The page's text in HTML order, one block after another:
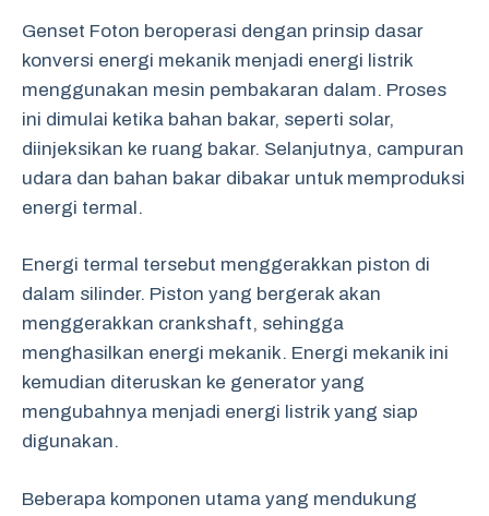
Genset Foton beroperasi dengan prinsip dasar
konversi energi mekanik menjadi energi listrik
menggunakan mesin pembakaran dalam. Proses
ini dimulai ketika bahan bakar, seperti solar,
diinjeksikan ke ruang bakar. Selanjutnya, campuran
udara dan bahan bakar dibakar untuk memproduksi
energi termal.
Energi termal tersebut menggerakkan piston di
dalam silinder. Piston yang bergerak akan
menggerakkan crankshaft, sehingga
menghasilkan energi mekanik. Energi mekanik ini
kemudian diteruskan ke generator yang
mengubahnya menjadi energi listrik yang siap
digunakan.
Beberapa komponen utama yang mendukung